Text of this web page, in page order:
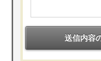
送信内容